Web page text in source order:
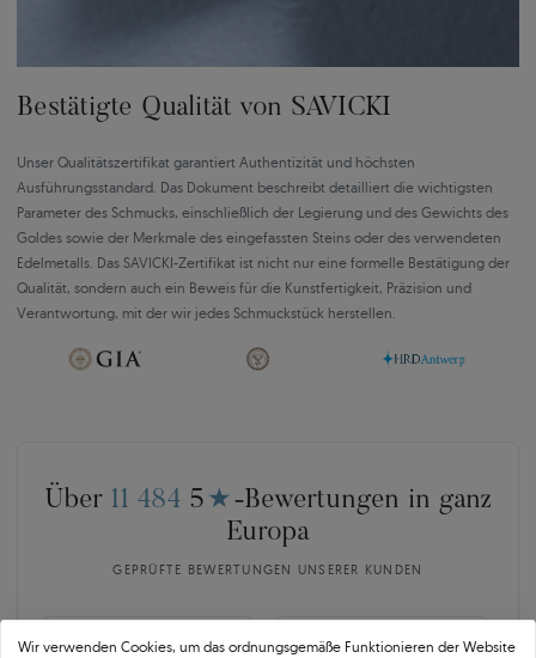
Bestätigte Qualität von SAVICKI
Unser Qualitätszertifikat garantiert Authentizität und höchsten
Ausführungsstandard. Das Dokument beschreibt detailliert die wichtigsten
Parameter des Schmucks, einschließlich der Legierung und des Gewichts des
Goldes sowie der Merkmale des eingefassten Steins oder des verwendeten
Edelmetalls. Das SAVICKI-Zertifikat ist nicht nur eine formelle Bestätigung der
Qualität, sondern auch ein Beweis für die Kunstfertigkeit, Präzision und
Verantwortung, mit der wir jedes Schmuckstück herstellen.
Über 11 484 5 ★ -Bewertungen in ganz
Europa
GEPRÜFTE BEWERTUNGEN UNSERER KUNDEN
Wir verwenden Cookies, um das ordnungsgemäße Funktionieren der Website